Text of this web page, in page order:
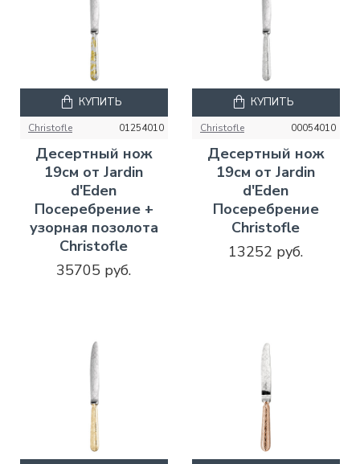
Christofle 01254010
Десертный нож
19см от Jardin
d'Eden
Посеребрение +
узорная позолота
Christofle
35705 руб.
КУПИТЬ
Christofle 00054010
Десертный нож
19см от Jardin
d'Eden
Посеребрение
Christofle
13252 руб.
КУПИТЬ